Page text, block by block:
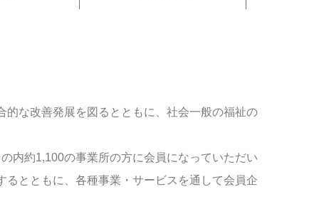
な改善発展を図るとともに、社会一般の福祉の
内約1,100の事業所の方に会員になっていただい
とともに、各種事業・サービスを通して会員企